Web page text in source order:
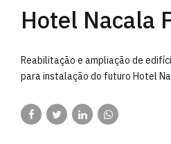
Hotel Nacala
Reabilitação e ampliação de
para instalação do futuro Hotel